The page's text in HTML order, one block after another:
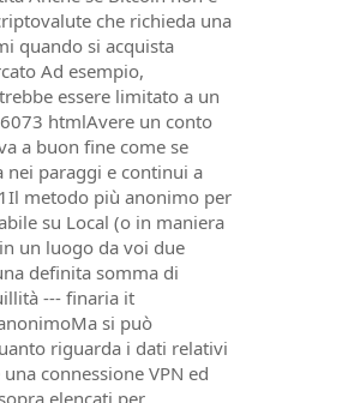
che richieda una
quando si acquista
Ad esempio,
essere limitato a un
htmlAvere un conto
a buon fine come se
nei paraggi e continui a
metodo più anonimo per
su Local (o in maniera
un luogo da voi due
definita somma di
--- finaria it
si può
riguarda i dati relativi
connessione VPN ed
elencati per